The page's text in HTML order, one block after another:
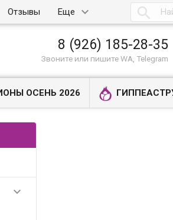
Отзывы Еще 
8 (926) 185-28-35
Звоните или пишите WA, Telegram
ОСЕНЬ 2026
